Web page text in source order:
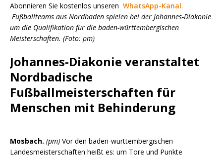
Abonnieren Sie kostenlos unseren WhatsApp-Kanal.
Fußballteams aus Nordbaden spielen bei der Johannes-Diakonie
um die Qualifikation für die baden-württembergischen
Meisterschaften. (Foto: pm)
Johannes-Diakonie veranstaltet
Nordbadische
Fußballmeisterschaften für
Menschen mit Behinderung
Mosbach. (pm) Vor den baden-württembergischen
Landesmeisterschaften heißt es: um Tore und Punkte